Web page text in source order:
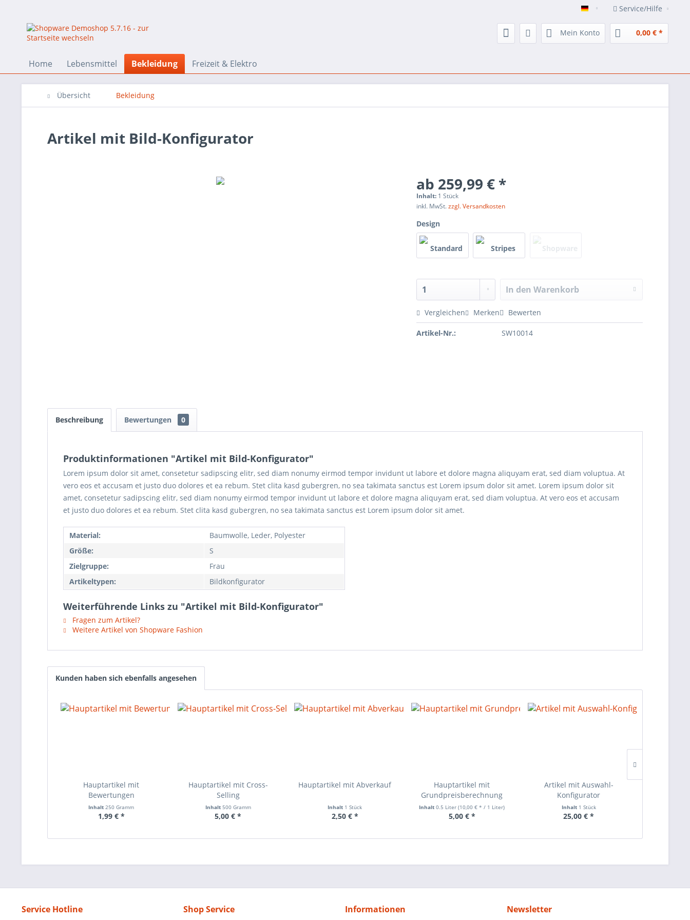
DE Service/Hilfe
Mein Konto 0,00 € *
Home Lebensmittel Bekleidung Freizeit & Elektro
Übersicht Bekleidung
Artikel mit Bild-Konfigurator
ab 259,99 € *
Inhalt: 1 Stück
inkl. MwSt.zzgl. Versandkosten
Design
In den Warenkorb
Vergleichen Merken Bewerten
Artikel-Nr.: SW10014
Beschreibung Bewertungen 0
Produktinformationen "Artikel mit Bild-Konfigurator"
Lorem ipsum dolor sit amet, consetetur sadipscing elitr, sed diam nonumy eirmod tempor invidunt ut labore et dolore magna aliquyam erat, sed diam voluptua. At
vero eos et accusam et justo duo dolores et ea rebum. Stet clita kasd gubergren, no sea takimata sanctus est Lorem ipsum dolor sit amet. Lorem ipsum dolor sit
amet, consetetur sadipscing elitr, sed diam nonumy eirmod tempor invidunt ut labore et dolore magna aliquyam erat, sed diam voluptua. At vero eos et accusam
et justo duo dolores et ea rebum. Stet clita kasd gubergren, no sea takimata sanctus est Lorem ipsum dolor sit amet.
Material:
Baumwolle, Leder, Polyester
Größe:
S
Zielgruppe:
Frau
Artikeltypen:
Bildkonfigurator
Weiterführende Links zu "Artikel mit Bild-Konfigurator"
Fragen zum Artikel?
Weitere Artikel von Shopware Fashion
Kunden haben sich ebenfalls angesehen
Hauptartikel mit
Bewertungen
Inhalt250 Gramm
1,99 € *
Hauptartikel mit Cross-
Selling
Inhalt 500 Gramm
5,00 € *
Hauptartikel mit Abverkauf
Inhalt 1 Stück
2,50 € *
Hauptartikel mit
Grundpreisberechnung
Inhalt0.5 Liter(10,00 € * / 1 Liter)
5,00 € *
Artikel mit Auswahl-
Konfigurator
Inhalt 1 Stück
25,00 € *
Service Hotline Shop Service Informationen Newsletter